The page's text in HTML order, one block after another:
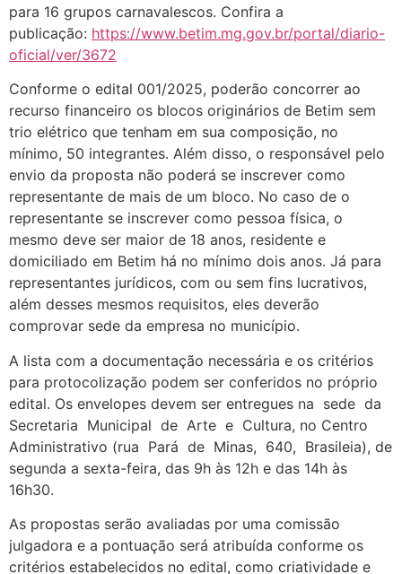
para 16 grupos carnavalescos. Confira a
publicação: https://www.betim.mg.gov.br/portal/diario-
oficial/ver/3672
Conforme o edital 001/2025, poderão concorrer ao
recurso financeiro os blocos originários de Betim sem
trio elétrico que tenham em sua composição, no
mínimo, 50 integrantes. Além disso, o responsável pelo
envio da proposta não poderá se inscrever como
representante de mais de um bloco. No caso de o
representante se inscrever como pessoa física, o
mesmo deve ser maior de 18 anos, residente e
domiciliado em Betim há no mínimo dois anos. Já para
representantes jurídicos, com ou sem fins lucrativos,
além desses mesmos requisitos, eles deverão
comprovar sede da empresa no município.
A lista com a documentação necessária e os critérios
para protocolização podem ser conferidos no próprio
edital. Os envelopes devem ser entregues na sede da
Secretaria Municipal de Arte e Cultura, no Centro
Administrativo (rua Pará de Minas, 640, Brasileia), de
segunda a sexta-feira, das 9h às 12h e das 14h às
16h30.
As propostas serão avaliadas por uma comissão
julgadora e a pontuação será atribuída conforme os
critérios estabelecidos no edital, como criatividade e